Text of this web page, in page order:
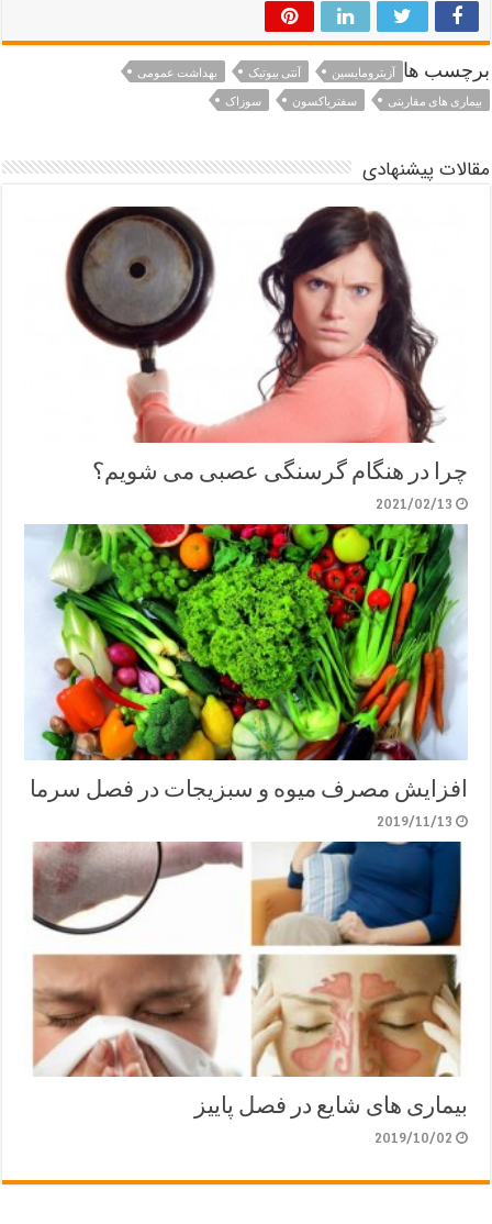
برچسب ها آزیترومایسین آنتی بیوتیک
بهداشت عمومی
بیماری های مقاربتی
سفتریاکسون سوزاک
مقالات پیشنهادی
چرا در هنگام گرسنگی عصبی می شویم؟
2021/02/13
افزایش مصرف میوه و سبزیجات در فصل سرما
2019/11/13
بیماری های شایع در فصل پاییز
2019/10/02